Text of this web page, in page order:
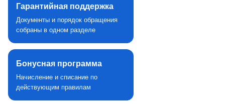
Гарантийная поддержка
Документы и порядок обращения
собраны в одном разделе
Бонусная программа
Начисление и списание по
действующим правилам